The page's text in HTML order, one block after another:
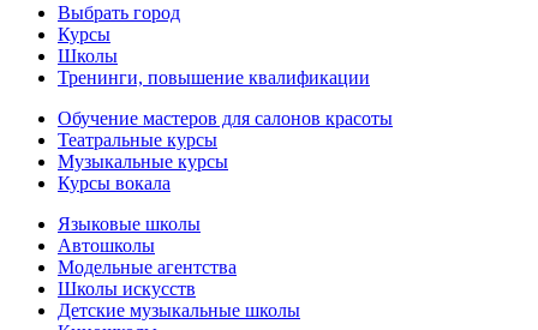
Выбрать город
Курсы
Школы
Тренинги, повышение квалификации
Обучение мастеров для салонов красоты
Театральные курсы
Музыкальные курсы
Курсы вокала
Языковые школы
Автошколы
Модельные агентства
Школы искусств
Детские музыкальные школы